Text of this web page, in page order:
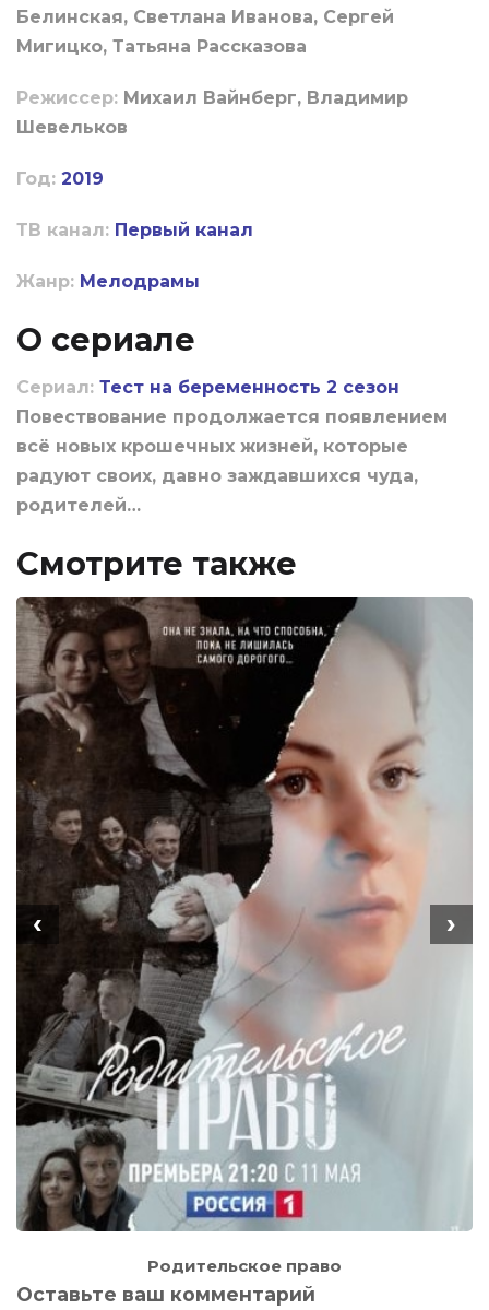
Белинская, Светлана Иванова, Сергей
Мигицко, Татьяна Рассказова
Режиссер: Михаил Вайнберг, Владимир
Шевельков
Год: 2019
ТВ канал: Первый канал
Жанр: Мелодрамы
О сериале
Сериал: Тест на беременность 2 сезон
Повествование продолжается появлением
всё новых крошечных жизней, которые
радуют своих, давно заждавшихся чуда,
родителей…
Смотрите также
Родительское право
‹ ›
Оставьте ваш комментарий